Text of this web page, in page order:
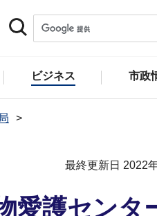
ビジネス 市政
最終更新日 2022
愛護センタ